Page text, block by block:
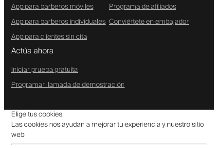
App para barberos móviles
App para barberos individuales
App para clientes sin cita
Programa de afiliados
Conviértete en embajador
Actúa ahora
Iniciar prueba gratuita
Programar llamada de demostración
Elige tus cookies
Las cookies nos ayudan a mejorar tu experiencia y nuestro sitio
web